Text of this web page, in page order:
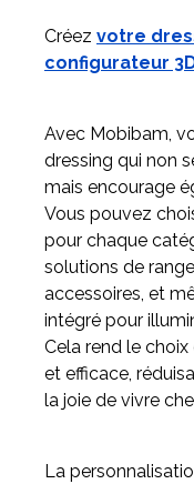
Créez votre
configurateur
Avec Mobibam,
dressing qui non
mais encourage
Vous pouvez
pour chaque
solutions de
accessoires, et
intégré pour
Cela rend le
et efficace,
la joie de vivre
La